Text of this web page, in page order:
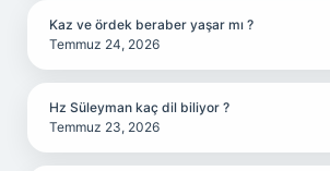
Kaz ve ördek beraber yaşar mı ?
Temmuz 24, 2026
Hz Süleyman kaç dil biliyor ?
Temmuz 23, 2026